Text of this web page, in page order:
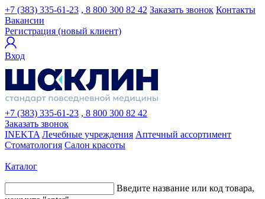
+7 (383) 335-61-23 , 8 800 300 82 42 Заказать звонок Контакты
Вакансии
Регистрация (новый клиент)
Вход
+7 (383) 335-61-23 , 8 800 300 82 42
Заказать звонок
INEKTA Лечебные учреждения Аптечный ассортимент
Стоматология Салон красоты
Каталог
Введите название или код товара,